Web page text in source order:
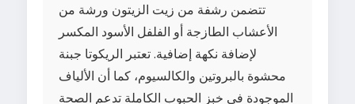
تتضمن رشفة من زيت الزيتون ورشة من
الأعشاب الطازجة أو الفلفل الأسود المكسر
لإضافة نكهة إضافية. تعتبر الريكوتا جبنة
محشوة بالبروتين والكالسيوم، كما أن الألياف
الموجودة في خبز الحبوب الكاملة تدعم الصحة